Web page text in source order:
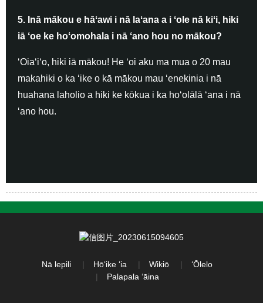
5. Inā mākou e hāʻawi i nā laʻana a i ʻole nā ​​kiʻi, hiki
iā ʻoe ke hoʻomohala i nā ʻano hou no mākou?
ʻOiaʻiʻo, hiki iā mākou! He ʻoi aku ma mua o 20 mau
makahiki o ka ʻike o kā mākou mau ʻenekinia i nā
huahana laholio a hiki ke kōkua i ka hoʻolālā ʻana i nā
ʻano hou.
Nā lepili Hōʻike ʻia Wikiō
ʻŌlelo
Palapala ʻāina